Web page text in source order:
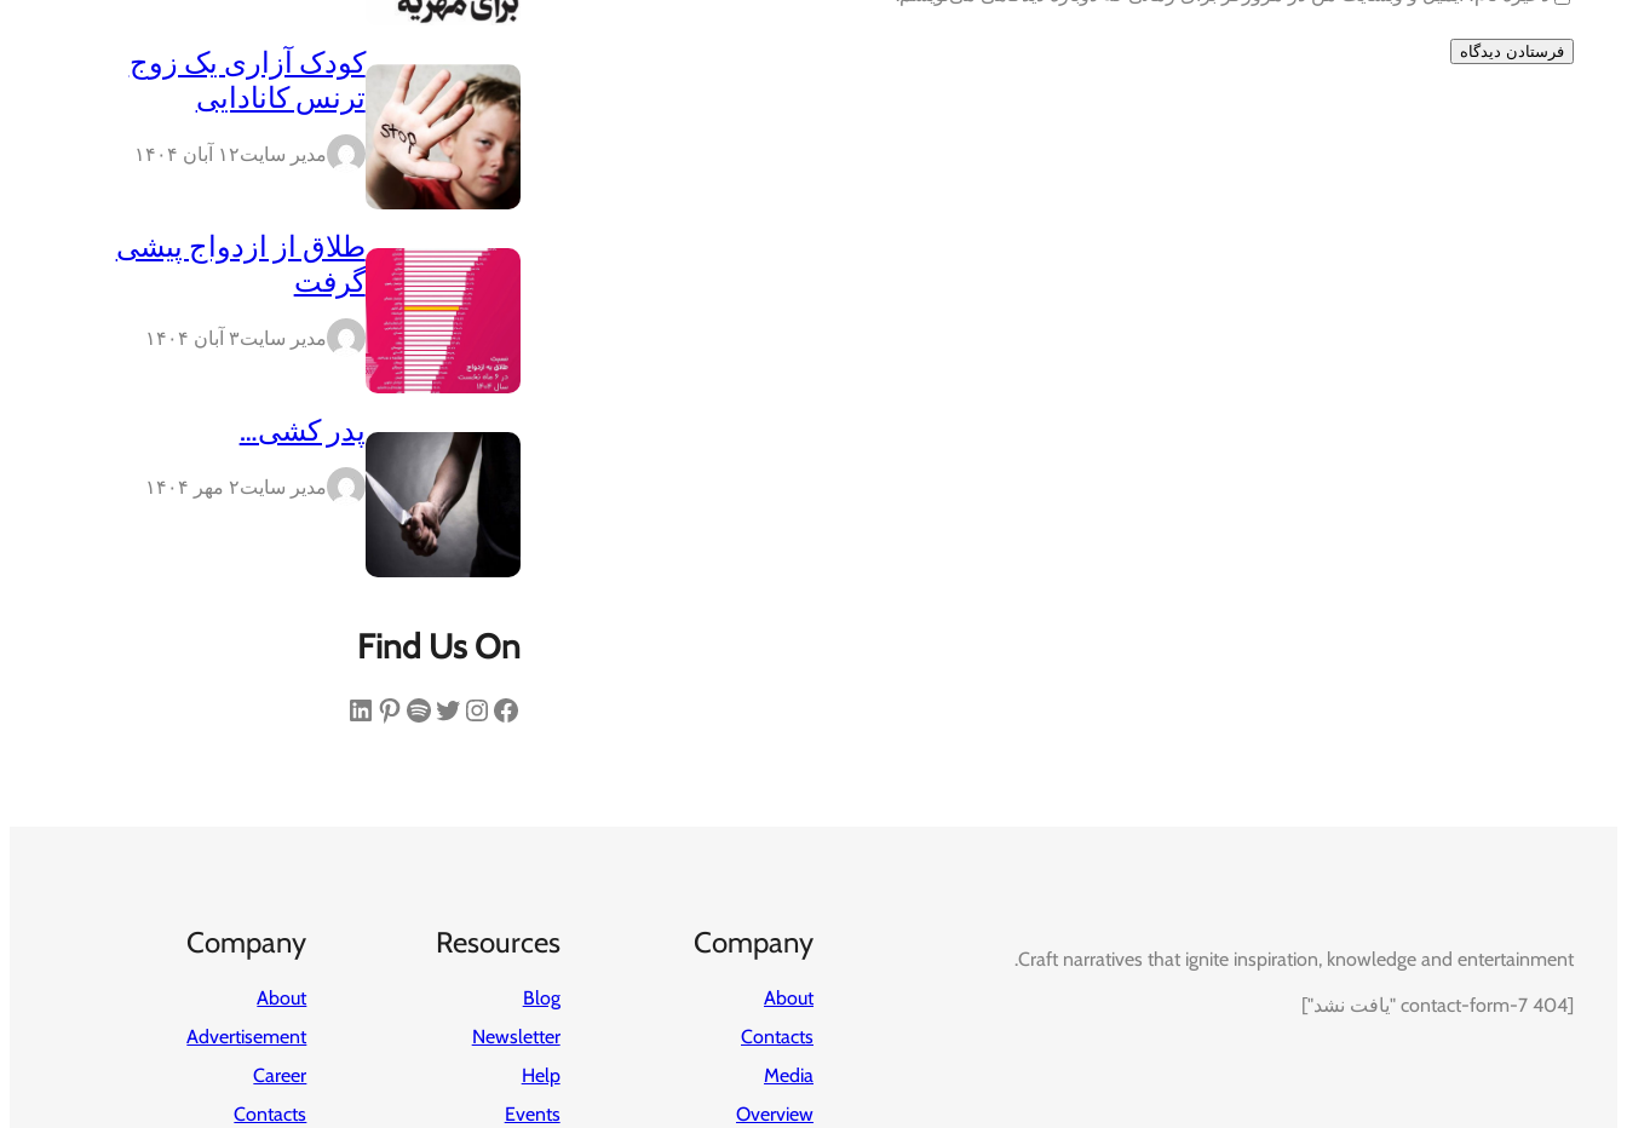
کودک آزاری یک زوج
ترنس کانادایی
مدیر سایت۱۲ آبان ۱۴۰۴
طلاق از ازدواج پیشی
گرفت
مدیر سایت۳ آبان ۱۴۰۴
پدر کشی…
مدیر سایت۲ مهر ۱۴۰۴
Find Us On
فیس‌بوک اینستاگرم توییتر اسپاتیفای پینترست لینکداین
Craft narratives that ignite inspiration, knowledge and entertainment.
[contact-form-7 404 "یافت نشد"]
Company
About
Contacts
Media
Overview
Resources
Blog
Newsletter
Help
Events
Company
About
Advertisement
Career
Contacts